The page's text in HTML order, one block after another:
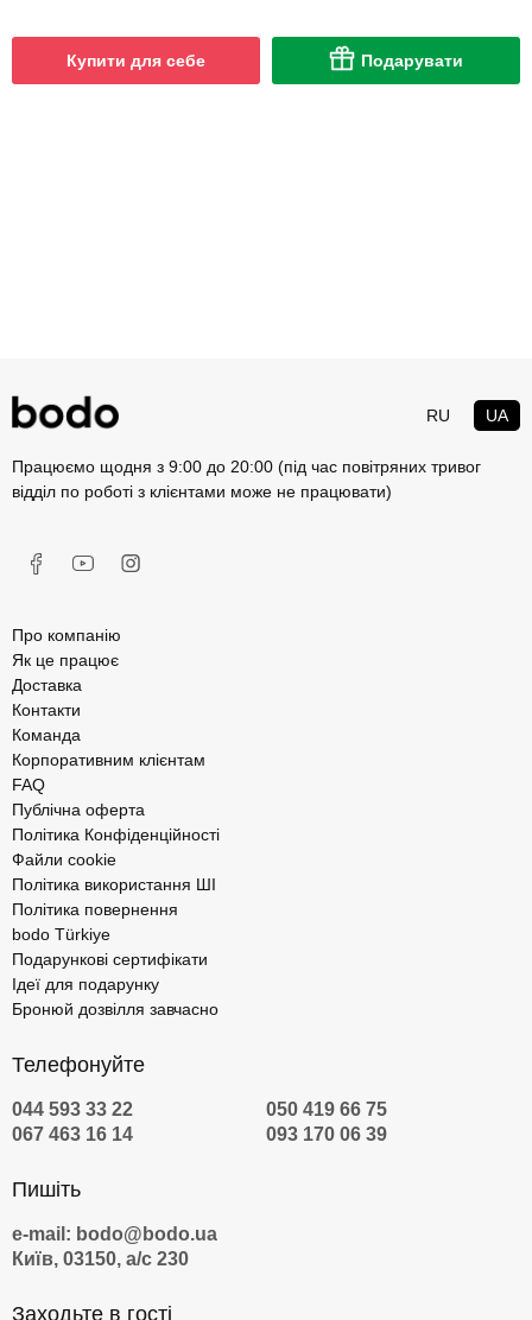
Купити для себе Подарувати
RU UA
Працюємо щодня з 9:00 до 20:00 (під час повітряних тривог
відділ по роботі з клієнтами може не працювати)
Про компанію
Як це працює
Доставка
Контакти
Команда
Корпоративним клієнтам
FAQ
Публічна оферта
Політика Конфіденційності
Файли cookie
Політика використання ШІ
Політика повернення
bodo Türkiye
Подарункові сертифікати
Ідеї для подарунку
Бронюй дозвілля завчасно
Телефонуйте
044 593 33 22
050 419 66 75
067 463 16 14
093 170 06 39
Пишіть
e-mail: bodo@bodo.ua
Київ, 03150, а/с 230
Заходьте в гості